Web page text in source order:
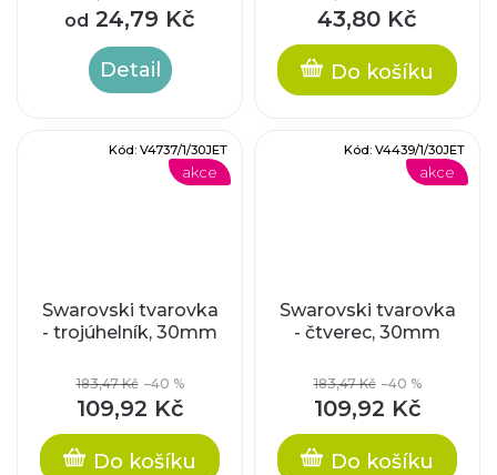
od 24,79 Kč
Detail
20mm
43,80 Kč
Do košíku
akce
Swarovski tvarovka
- trojúhelník, 30mm
183,47 Kč –40 %
109,92 Kč
Do košíku
Kód: V4737/1/30JET
akce
Swarovski tvarovka
- čtverec, 30mm
183,47 Kč –40 %
109,92 Kč
Do košíku
Kód: V4439/1/30JET